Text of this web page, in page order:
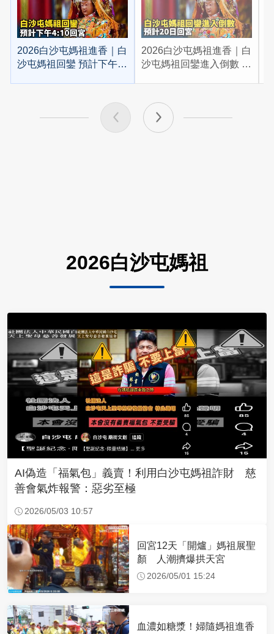
2026白沙屯媽祖進香｜白
沙屯媽祖回鑾 預計下午
2026白沙屯媽祖進香｜白
沙屯媽祖回鑾進入倒數 預
2026白沙屯媽祖
AI偽造「福氣包」義賣！利用白沙屯媽祖詐財 慈
善會氣炸報警：惡劣至極
2026/05/03 10:57
回宮12天「開爐」媽祖展聖
顏 人潮擠爆拱天宮
2026/05/01 15:24
血濃如糖漿！婦隨媽祖進香